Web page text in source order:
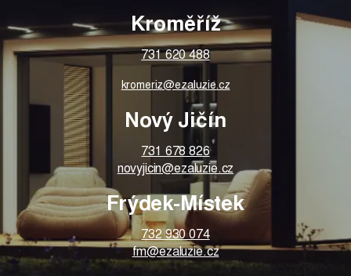
Kroměříž
731 620 488
kromeriz@ezaluzie.cz
Nový Jičín
731 678 826
novyjicin@ezaluzie.cz
Frýdek-Místek
732 930 074
fm@ezaluzie.cz